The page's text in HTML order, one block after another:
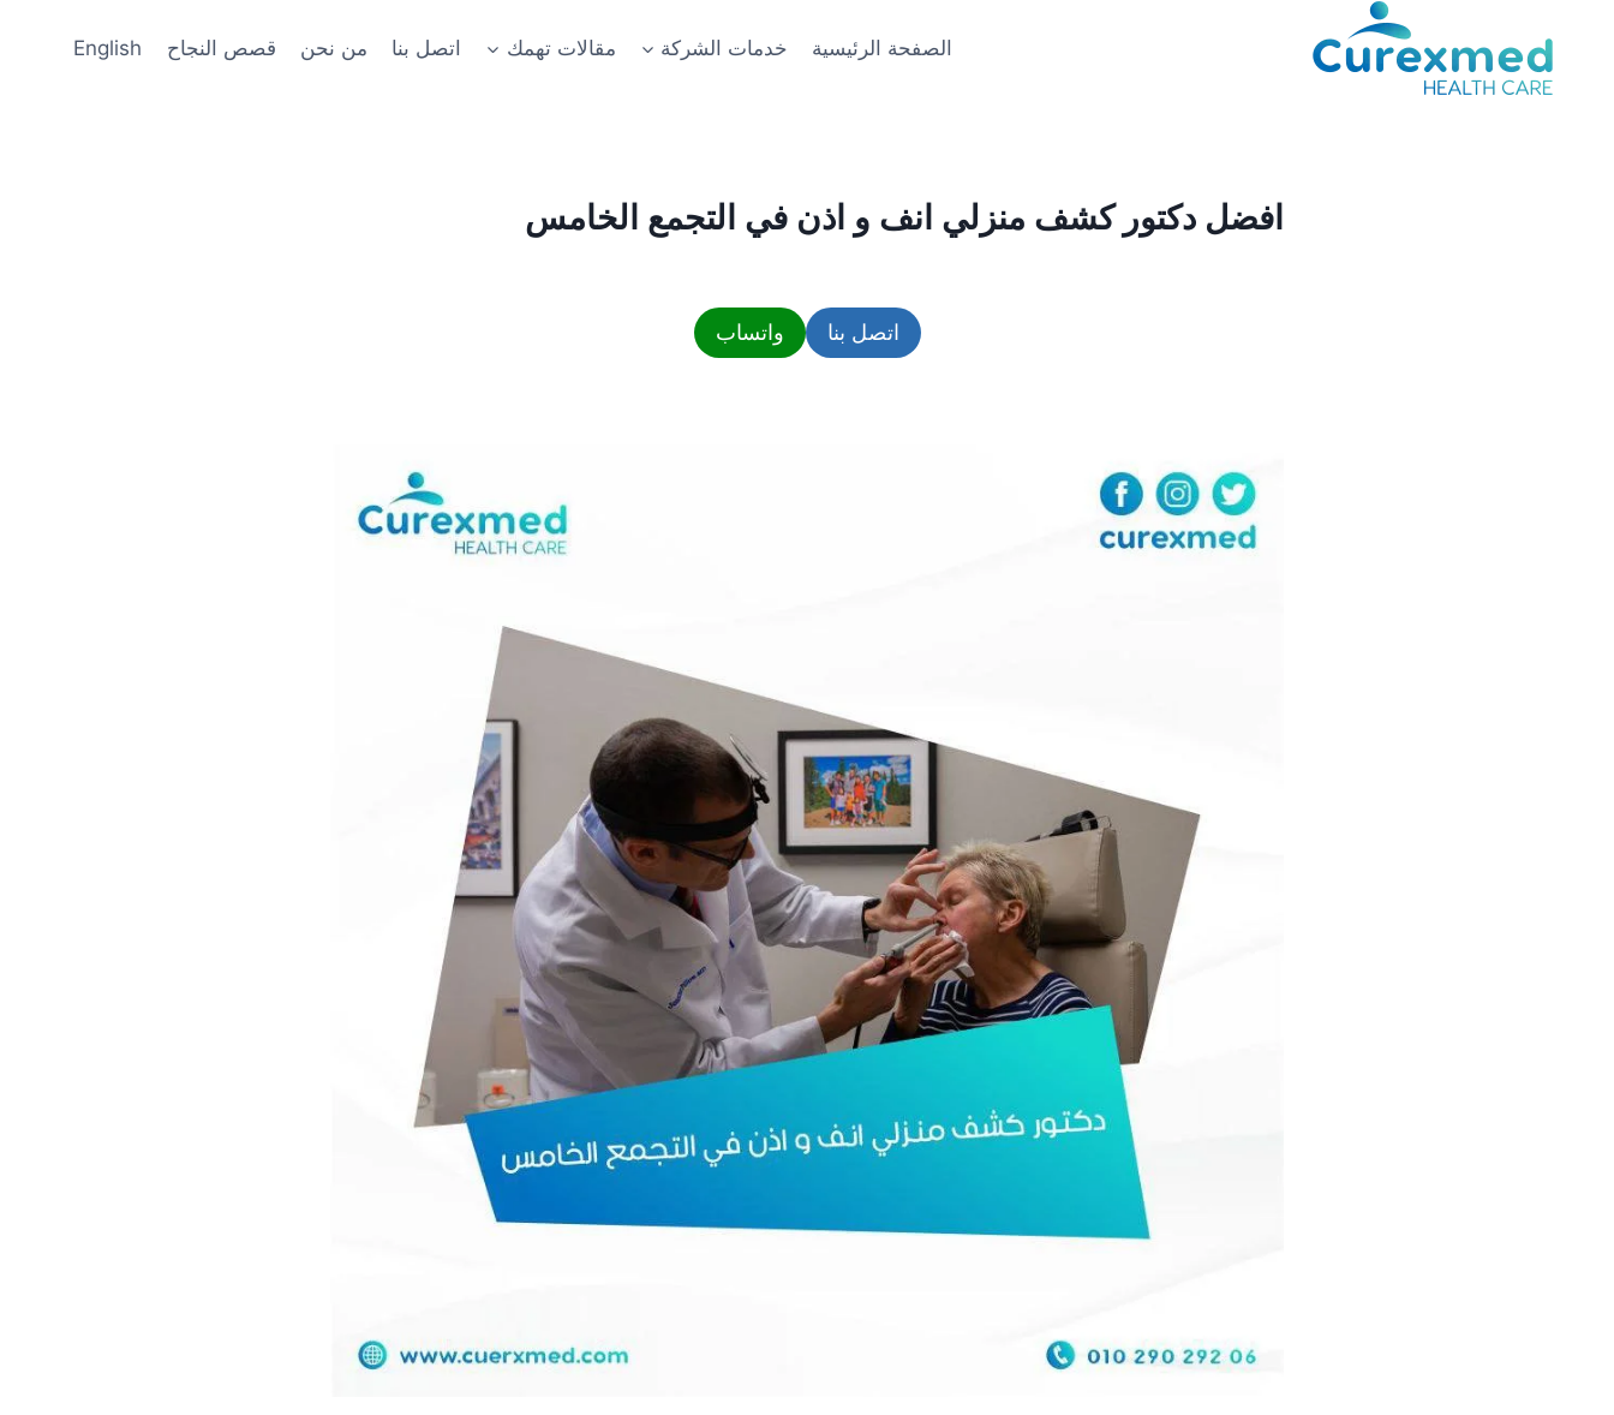
المحتوى
الصفحة الرئيسية خدمات الشركة مقالات تهمك اتصل بنا من نحن قصص النجاح English
افضل دكتور كشف منزلي انف و اذن في التجمع الخامس
اتصل بنا واتساب